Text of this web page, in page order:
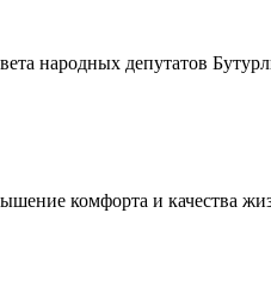
народных депутатов
комфорта и качества